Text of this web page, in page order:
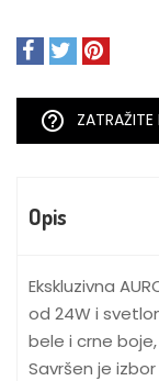
help_outline
Opis
Ekskluzivna
od 24W i
bele i crne
Savršen je